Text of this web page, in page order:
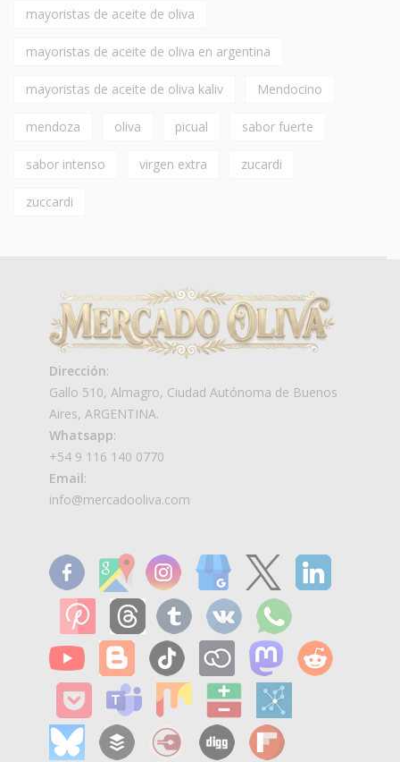
mayoristas de aceite de oliva
mayoristas de aceite de oliva en argentina
mayoristas de aceite de oliva kaliv Mendocino
mendoza oliva picual sabor fuerte
sabor intenso virgen extra zucardi
zuccardi
Dirección:
Gallo 510, Almagro, Ciudad Autónoma de Buenos
Aires, ARGENTINA.
Whatsapp:
+54 9 116 140 0770
Email:
info@mercadooliva.com